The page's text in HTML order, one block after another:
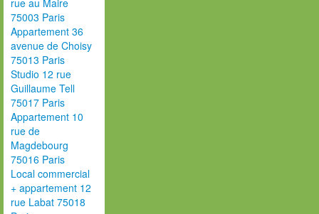
rue au Maire
75003 Paris
Appartement 36
avenue de Choisy
75013 Paris
Studio 12 rue
Guillaume Tell
75017 Paris
Appartement 10
rue de
Magdebourg
75016 Paris
Local commercial
+ appartement 12
rue Labat 75018